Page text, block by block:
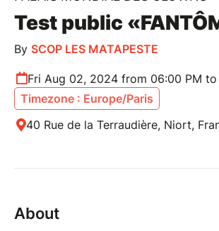
Test public
By SCOP LES MATAPESTE
Fri Aug 02, 2024 from 06:00 PM
Timezone : Europe/Paris
40 Rue de la Terraudière, Niort,
About